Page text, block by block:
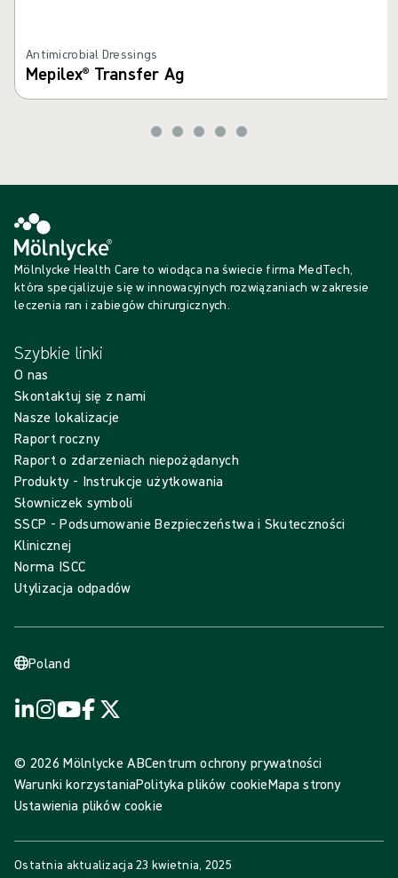
Antimicrobial Dressings
Mepilex® Transfer Ag
Mölnlycke Health Care to wiodąca na świecie firma MedTech,
która specjalizuje się w innowacyjnych rozwiązaniach w zakresie
leczenia ran i zabiegów chirurgicznych.
Szybkie linki
O nas
Skontaktuj się z nami
Nasze lokalizacje
Raport roczny
Raport o zdarzeniach niepożądanych
Produkty - Instrukcje użytkowania
Słowniczek symboli
SSCP - Podsumowanie Bezpieczeństwa i Skuteczności
Klinicznej
Norma ISCC
Utylizacja odpadów
Poland
© 2026 Mölnlycke ABCentrum ochrony prywatności
Warunki korzystaniaPolityka plików cookieMapa strony
Ustawienia plików cookie
Ostatnia aktualizacja23 kwietnia, 2025